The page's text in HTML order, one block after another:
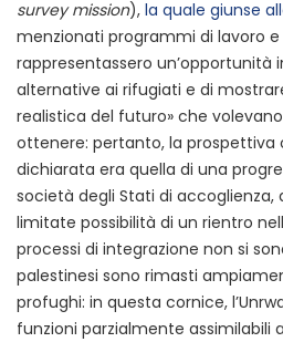
survey mission), la quale giunse
menzionati programmi di lavoro
rappresentassero un’opportunità
alternative ai rifugiati e di
realistica del futuro» che
ottenere: pertanto, la prospettiva
dichiarata era quella di una
società degli Stati di accoglienza,
limitate possibilità di un rientro
processi di integrazione non si
palestinesi sono rimasti
profughi: in questa cornice,
funzioni parzialmente assimilabili